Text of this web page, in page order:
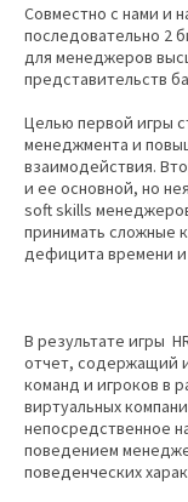
Совместно с нами и
последовательно 2
для менеджеров
представительств
Целью первой игры
менеджмента и
взаимодействия.
и ее основной, но
soft skills
принимать сложные
дефицита времени и
В результате игры
отчет, содержащий
команд и игроков в
виртуальных
непосредственное
поведением
поведенческих